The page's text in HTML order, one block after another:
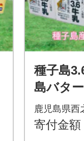
種子島
島バタ
鹿児島県西
寄付金額